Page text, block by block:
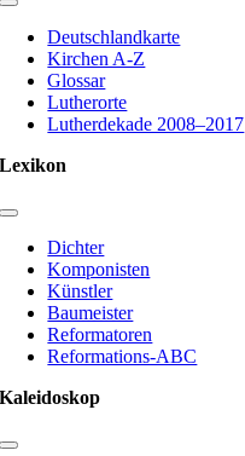
Toggle
NavigationDeutschlandkarte
Kirchen A-Z
Glossar
Lutherorte
Lutherdekade 2008–2017
Lexikon
Toggle
Navigation
Dichter
Komponisten
Künstler
Baumeister
Reformatoren
Reformations-ABC
Kaleidoskop